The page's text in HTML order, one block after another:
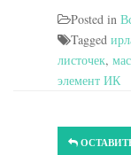
Posted in
Tagged
листочек,
элемент ИК